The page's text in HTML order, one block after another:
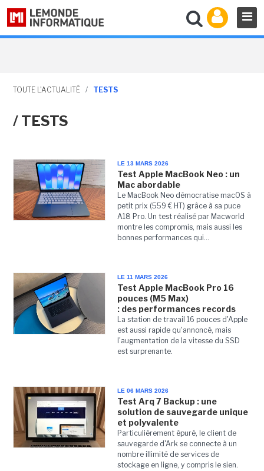
TOUTE L'ACTUALITÉ / TESTS
/ TESTS
LE 13 MARS 2026
Test Apple MacBook Neo : un
Mac abordable
Le MacBook Neo démocratise macOS à
petit prix (559 € HT) grâce à sa puce
A18 Pro. Un test réalisé par Macworld
montre les compromis, mais aussi les
bonnes performances qui...
LE 11 MARS 2026
Test Apple MacBook Pro 16
pouces (M5 Max)
: des performances records
La station de travail 16 pouces d'Apple
est aussi rapide qu'annoncé, mais
l'augmentation de la vitesse du SSD
est surprenante.
LE 06 MARS 2026
Test Arq 7 Backup : une
solution de sauvegarde unique
et polyvalente
Particulièrement épuré, le client de
sauvegarde d'Ark se connecte à un
nombre illimité de services de
stockage en ligne, y compris le sien.